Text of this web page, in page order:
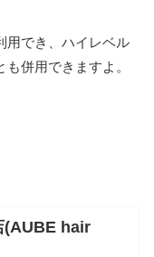
用でき、ハイレベル
併用できますよ。
(AUBE hair